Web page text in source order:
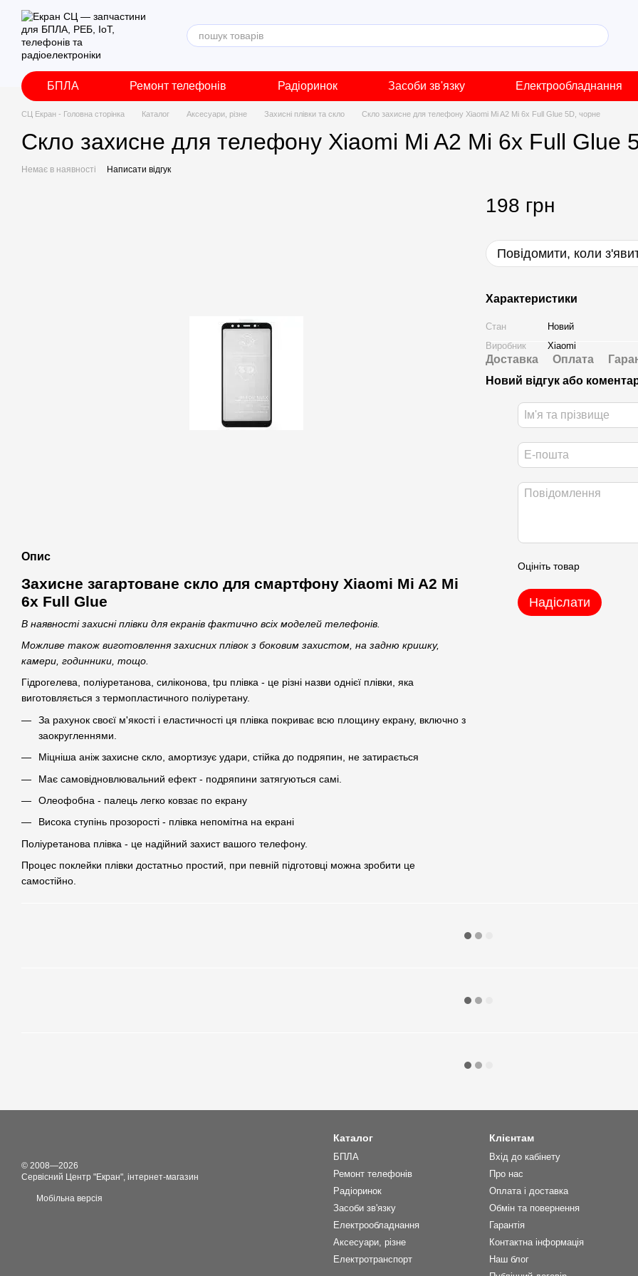
Перейти до основного контенту
БПЛА Ремонт телефонів Радіоринок Засоби зв'язку Електрообладнання
СЦ Екран - Головна сторінка Каталог Аксесуари, різне Захисні плівки та скло Скло захисне для телефону Xiaomi Mi A2 Mi 6x Full Glue 5D, чорне
Скло захисне для телефону Xiaomi Mi A2 Mi 6x Full Glue
Немає в наявності Написати відгук
Опис
Захисне загартоване скло для смартфону Xiaomi Mi A2 Mi
6x Full Glue
В наявності захисні плівки для екранів фактично всіх моделей телефонів.
Можливе також виготовлення захисних плівок з боковим захистом, на задню кришку,
камери, годинники, тощо.
Гідрогелева, поліуретанова, силіконова, tpu плівка - це різні назви однієї плівки, яка
виготовляється з термопластичного поліуретану.
За рахунок своєї м'якості і еластичності ця плівка покриває всю площину екрану, включно з
заокругленнями.
Міцніша аніж захисне скло, амортизує удари, стійка до подряпин, не затирається
Має самовідновлювальний ефект - подряпини затягуються самі.
Олеофобна - палець легко ковзає по екрану
Висока ступінь прозорості - плівка непомітна на екрані
Поліуретанова плівка - це надійний захист вашого телефону.
Процес поклейки плівки достатньо простий, при певній підготовці можна зробити це
самостійно.
198 грн
Повідомити, коли
Характеристики
Стан
Новий
Виробник
Xiaomi
Доставка Оплата
Новий відгук або
Оцініть товар
Надіслати
© 2008—2026
Сервісний Центр "Екран", інтернет-магазин
Мобільна версія
Каталог
БПЛА
Ремонт телефонів
Радіоринок
Засоби зв'язку
Електрообладнання
Аксесуари, різне
Електротранспорт
Клієнтам
Вхід до кабінету
Про нас
Оплата і доставка
Обмін та повернення
Гарантія
Контактна інформація
Наш блог